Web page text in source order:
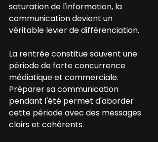
saturation de l'information, la
communication devient un
véritable levier de différenciation.
La rentrée constitue souvent une
période de forte concurrence
médiatique et commerciale.
Préparer sa communication
pendant l'été permet d'aborder
cette période avec des messages
clairs et cohérents.